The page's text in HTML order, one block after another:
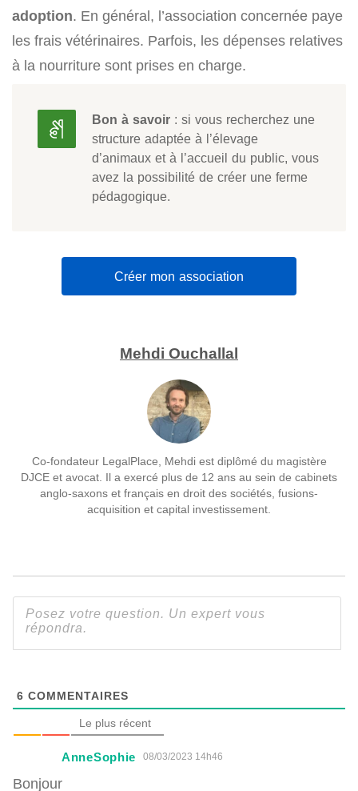
adoption. En général, l’association concernée paye
les frais vétérinaires. Parfois, les dépenses relatives
à la nourriture sont prises en charge.
Bon à savoir : si vous recherchez une
structure adaptée à l’élevage
d’animaux et à l’accueil du public, vous
avez la possibilité de créer une ferme
pédagogique.
Créer mon association
Mehdi Ouchallal
Co-fondateur LegalPlace, Mehdi est diplômé du magistère
DJCE et avocat. Il a exercé plus de 12 ans au sein de cabinets
anglo-saxons et français en droit des sociétés, fusions-
acquisition et capital investissement.
6 COMMENTAIRES
Le plus récent
AnneSophie 08/03/2023 14h46
Bonjour